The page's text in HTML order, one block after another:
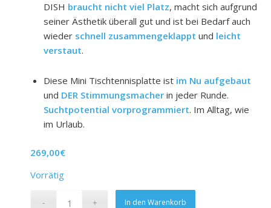
DISH braucht nicht viel Platz, macht sich aufgrund
seiner Ästhetik überall gut und ist bei Bedarf auch
wieder schnell zusammengeklappt und leicht
verstaut.
Diese Mini Tischtennisplatte ist im Nu aufgebaut
und DER Stimmungsmacher in jeder Runde.
Suchtpotential vorprogrammiert. Im Alltag, wie
im Urlaub.
269,00€
Vorrätig
In den Warenkorb